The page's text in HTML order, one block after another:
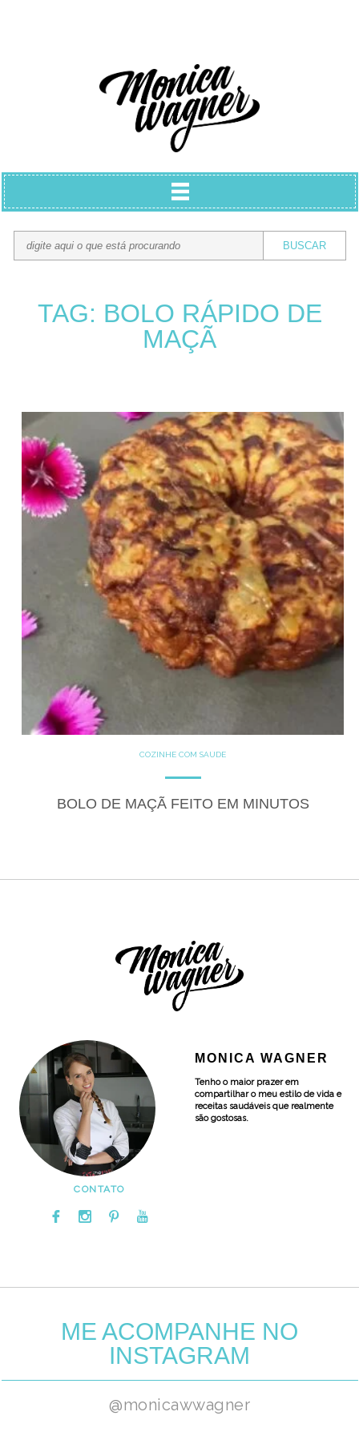
TAG: BOLO RÁPIDO DE
MAÇÃ
COZINHE COM SAÚDE
LACTOSE FREE
BOLO DE MAÇÃ FEITO EM MINUTOS
MONICA WAGNER
Tenho o maior prazer em
compartilhar o meu estilo de vida e
receitas saudáveis que realmente
são gostosas.
CONTATO
ME ACOMPANHE NO
INSTAGRAM
@monicawwagner